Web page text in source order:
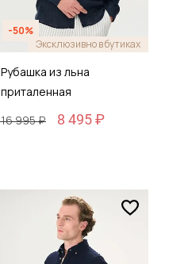
-50%
Эксклюзивно в бутиках
Рубашка из льна
приталенная
16 995 ₽
8 495 ₽